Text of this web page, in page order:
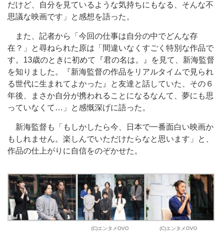
だけど、自分を見ているような気持ちにもなる、そんな不
思議な映画です」と感想を語った。
また、記者から「今回の仕事は自分の中でどんな存
在？」と尋ねられた原は「間違いなくすごく特別な作品で
す。13歳のときに初めて『君の名は。』を見て、新海監督
を知りました。『新海監督の作品をリアルタイムで見られ
る世代に生まれてよかった』と友達と話していた、その６
年後、まさか自分が携われることになるなんて、夢にも思
っていなくて…」と感慨深げに語った。
新海監督も「もしかしたら今、日本で一番面白い映画か
もしれません。楽しんでいただけたらなと思います」と、
作品の仕上がりに自信をのぞかせた。
(C)エンタメOVO (C)エンタメOVO